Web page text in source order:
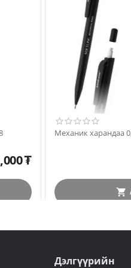
₮
Механик харандаа
Дэлгүүрийн